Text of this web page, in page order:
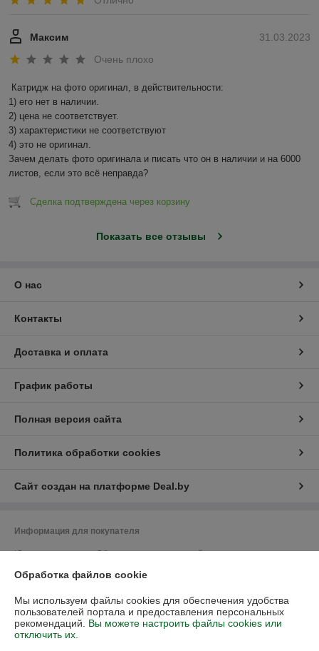
31.03.2023
Максим
Очень плохо
Катридж на фото оригинал, в действительности:
1) его нет в наличии.
2) цена не соответствует.
3) характеристики не соответствуют
4) это не оригинал.
Зачем делать фото оригинала и писать что он в наличии и на 6000
листов, если это всё неправда?
Сделка подтверждена через корзину
Показать все отзывы
О нас
Контакты
Доставка и оплата
График работы
Полная версия сайта
Политика обработки cookies
Сайт создан на платформе Deal.by
Информация для покупателя
Юридическое лицо:Общество с ограниченной ответственностью
г.Минск, ул.Чернышевского 10А, каб.104
Регистрационный номер ЕГР: 193458078
УНП: 193458078
Обработка файлов cookie
Мы используем файлы cookies для обеспечения удобства
пользователей портала и предоставления персональных
рекомендаций. Вы можете настроить файлы cookies или
отключить их.